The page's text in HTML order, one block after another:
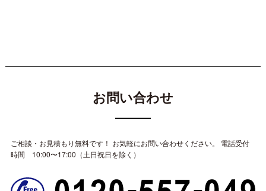
お問い合わせ
ご相談・お見積もり無料です！ お気軽にお問い合わせください。
電話受付
時間 10:00〜17:00（土日祝日を除く）